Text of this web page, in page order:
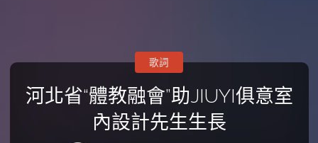
河北省“體教融會”助JIUYI俱意室
內設計先生生長
歌詞